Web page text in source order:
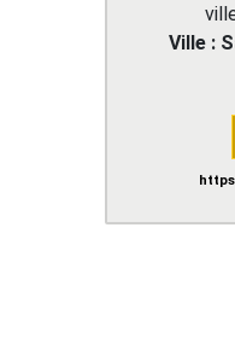
Ville :